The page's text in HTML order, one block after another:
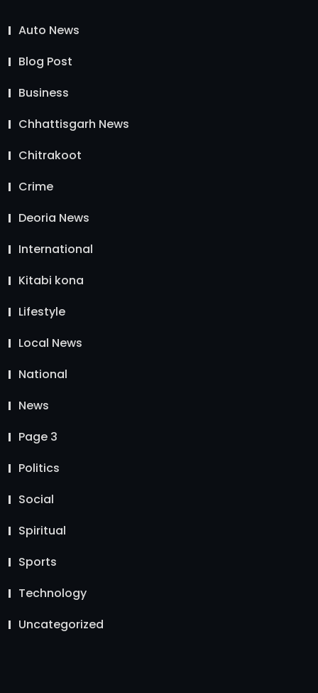
Auto News
Blog Post
Business
Chhattisgarh News
Chitrakoot
Crime
Deoria News
International
Kitabi kona
Lifestyle
Local News
National
News
Page 3
Politics
Social
Spiritual
Sports
Technology
Uncategorized